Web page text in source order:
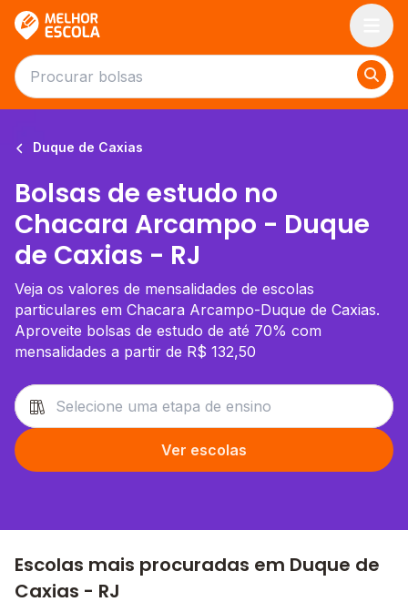
Duque de Caxias
Bolsas de estudo no
Chacara Arcampo - Duque
de Caxias - RJ
Veja os valores de mensalidades de escolas
particulares em Chacara Arcampo-Duque de Caxias.
Aproveite bolsas de estudo de até 70% com
mensalidades a partir de R$ 132,50
Ver escolas
Escolas mais procuradas em Duque de
Caxias - RJ